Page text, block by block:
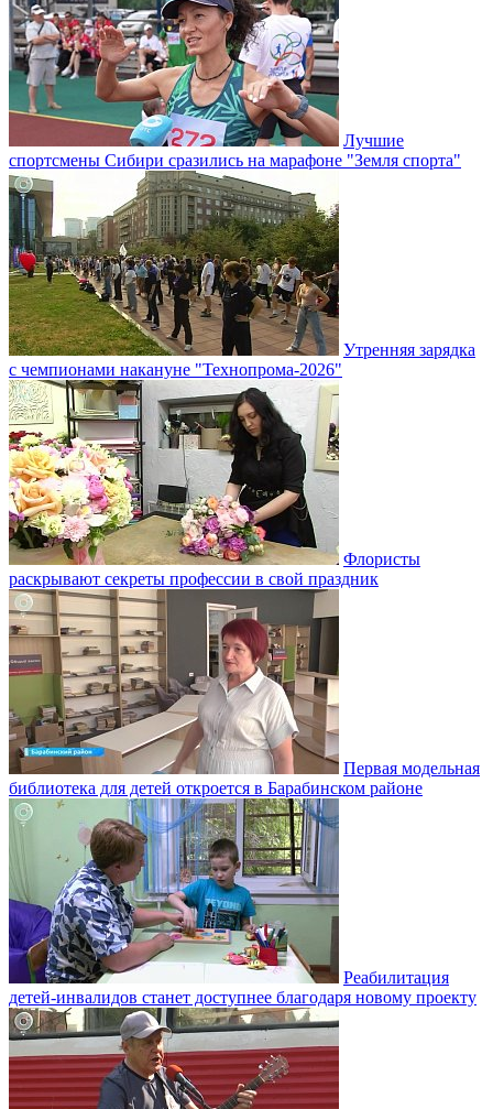
Лучшие
спортсмены Сибири сразились на марафоне "Земля спорта"
Утренняя зарядка
с чемпионами накануне "Технопрома-2026"
Флористы
раскрывают секреты профессии в свой праздник
Первая модельная
библиотека для детей откроется в Барабинском районе
Реабилитация
детей-инвалидов станет доступнее благодаря новому проекту